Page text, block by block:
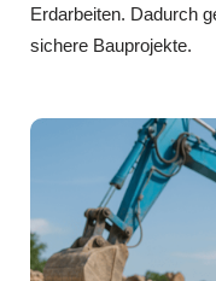
Erdarbeiten. Dadurch
sichere Bauprojekte.